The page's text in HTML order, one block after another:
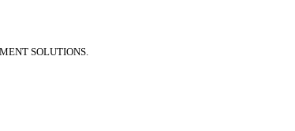
SOLUTIONS.